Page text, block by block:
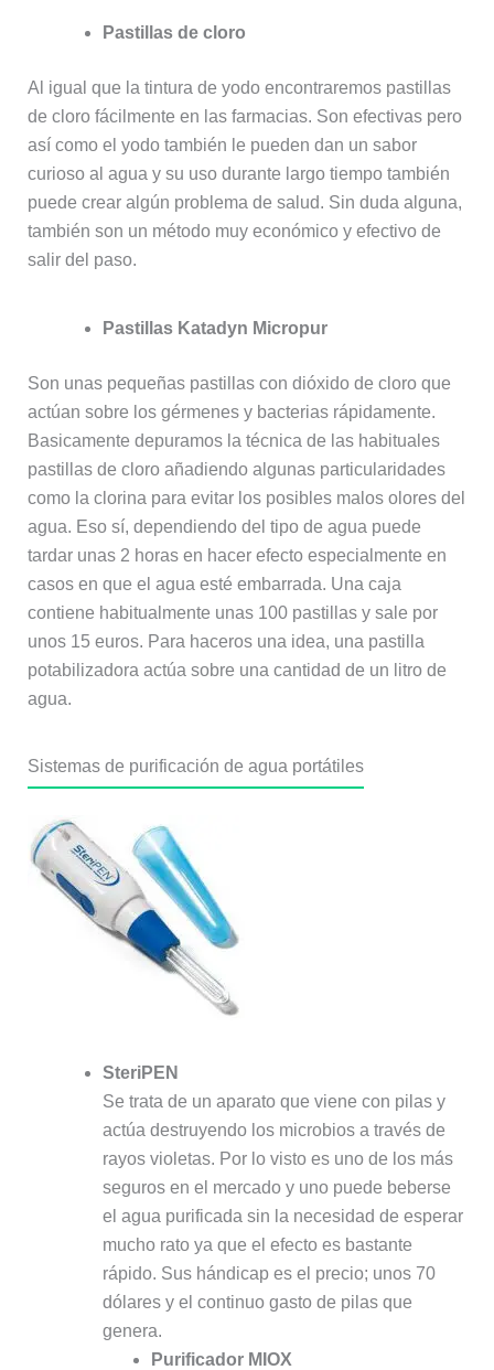
Pastillas de cloro
Al igual que la tintura de yodo encontraremos pastillas
de cloro fácilmente en las farmacias. Son efectivas pero
así como el yodo también le pueden dan un sabor
curioso al agua y su uso durante largo tiempo también
puede crear algún problema de salud. Sin duda alguna,
también son un método muy económico y efectivo de
salir del paso.
Pastillas Katadyn Micropur
Son unas pequeñas pastillas con dióxido de cloro que
actúan sobre los gérmenes y bacterias rápidamente.
Basicamente depuramos la técnica de las habituales
pastillas de cloro añadiendo algunas particularidades
como la clorina para evitar los posibles malos olores del
agua. Eso sí, dependiendo del tipo de agua puede
tardar unas 2 horas en hacer efecto especialmente en
casos en que el agua esté embarrada. Una caja
contiene habitualmente unas 100 pastillas y sale por
unos 15 euros. Para haceros una idea, una pastilla
potabilizadora actúa sobre una cantidad de un litro de
agua.
Sistemas de purificación de agua portátiles
SteriPEN
Se trata de un aparato que viene con pilas y
actúa destruyendo los microbios a través de
rayos violetas. Por lo visto es uno de los más
seguros en el mercado y uno puede beberse
el agua purificada sin la necesidad de esperar
mucho rato ya que el efecto es bastante
rápido. Sus hándicap es el precio; unos 70
dólares y el continuo gasto de pilas que
genera.
Purificador MIOX